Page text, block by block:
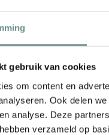
gebruik van cookies
om content en
Ook delen
analyse. Deze
verzameld op